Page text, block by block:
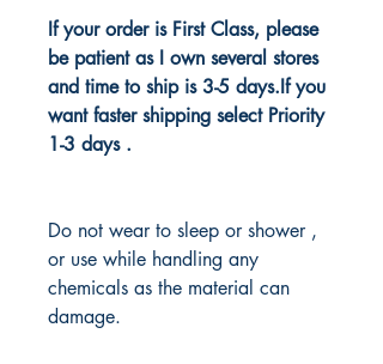
If your order is First Class, please
be patient as I own several stores
and time to ship is 3-5 days.If you
want faster shipping select Priority
1-3 days .
Do not wear to sleep or shower ,
or use while handling any
chemicals as the material can
damage.